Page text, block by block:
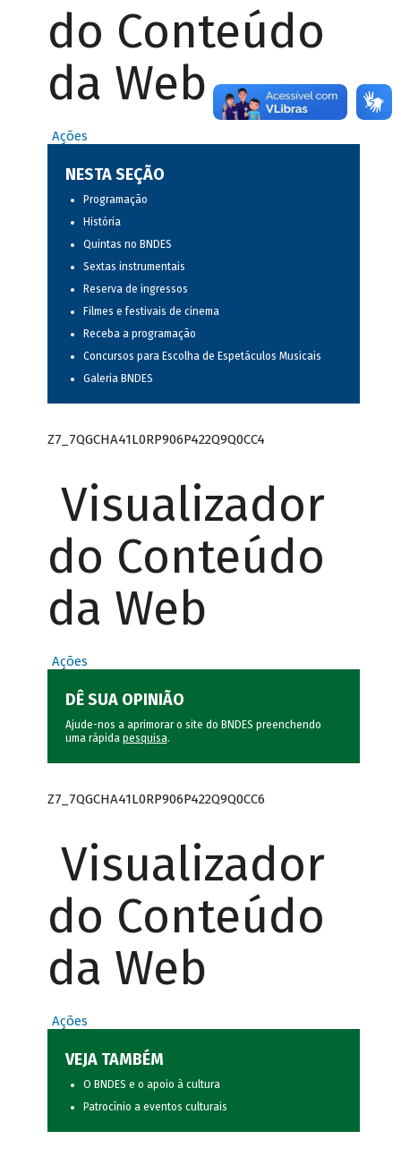
do Conteúdo
da Web
Ações
NESTA SEÇÃO
Programação
História
Quintas no BNDES
Sextas instrumentais
Reserva de ingressos
Filmes e festivais de cinema
Receba a programação
Concursos para Escolha de Espetáculos Musicais
Galeria BNDES
Z7_7QGCHA41L0RP906P422Q9Q0CC4
Visualizador
do Conteúdo
da Web
Ações
DÊ SUA OPINIÃO
Ajude-nos a aprimorar o site do BNDES preenchendo
uma rápida pesquisa.
Z7_7QGCHA41L0RP906P422Q9Q0CC6
Visualizador
do Conteúdo
da Web
Ações
VEJA TAMBÉM
O BNDES e o apoio à cultura
Patrocínio a eventos culturais